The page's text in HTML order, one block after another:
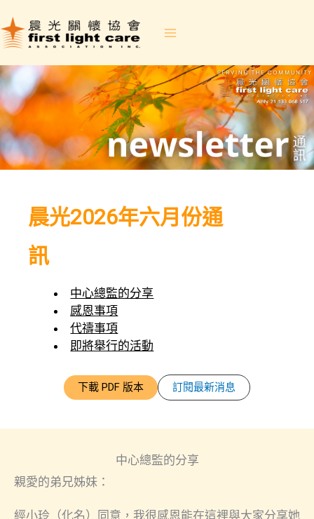
to
晨光2026年六月份通
訊
中心總監的分享
感恩事項
代禱事項
即將舉行的活動
下載 PDF 版本 訂閱最新消息
中心總監的分享
親愛的弟兄姊妹：
經小玲（化名）同意，我很感恩能在這裡與大家分享她